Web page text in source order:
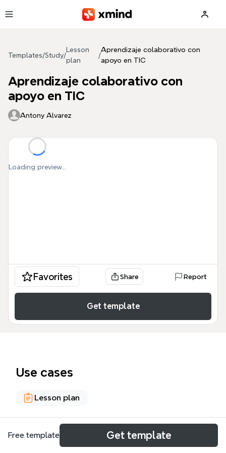
Templates/Study/
Lesson
plan
/
Aprendizaje colaborativo con
apoyo en TIC
Aprendizaje colaborativo con
apoyo en TIC
Antony Alvarez
Loading preview...
Favorites Share Report
Get template
Use cases
Lesson plan
About
Free template Get template